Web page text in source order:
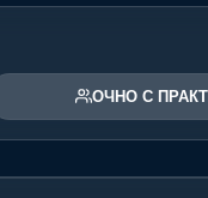
ОЧНО С